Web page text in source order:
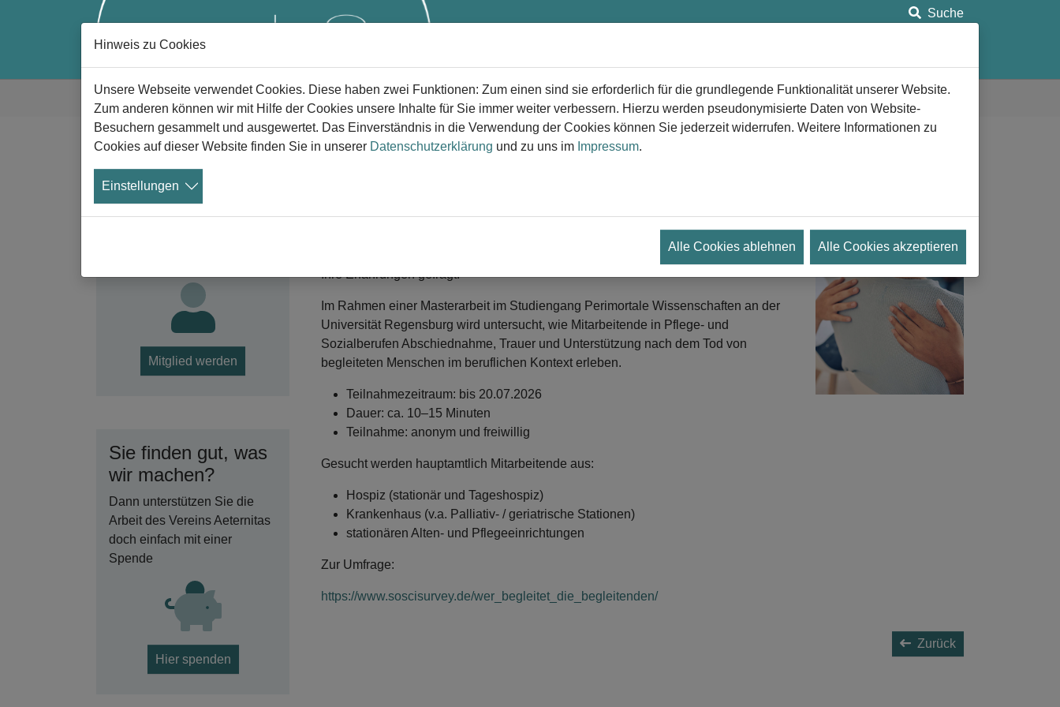
Zum Hauptinhalt springen
Suche
Sie sind hier:
Gute Trauer Alle News News Details
Werden Sie
Mitglied!
Mitglied werden
Sie finden gut, was
wir machen?
Dann unterstützen Sie die
Arbeit des Vereins Aeternitas
doch einfach mit einer
Spende
Hier spenden
Online-Umfrage "Auch Profis trauern"
Begleiten Sie Menschen über einen längeren Zeitraum am Lebensende? Dann sind
Ihre Erfahrungen gefragt!
Im Rahmen einer Masterarbeit im Studiengang Perimortale Wissenschaften an der
Universität Regensburg wird untersucht, wie Mitarbeitende in Pflege- und
Sozialberufen Abschiednahme, Trauer und Unterstützung nach dem Tod von
begleiteten Menschen im beruflichen Kontext erleben.
Teilnahmezeitraum: bis 20.07.2026
Dauer: ca. 10–15 Minuten
Teilnahme: anonym und freiwillig
Gesucht werden hauptamtlich Mitarbeitende aus:
Hospiz (stationär und Tageshospiz)
Krankenhaus (v.a. Palliativ- / geriatrische Stationen)
stationären Alten- und Pflegeeinrichtungen
Zur Umfrage:
https://www.soscisurvey.de/wer_begleitet_die_begleitenden/
Zurück
Hinweis zu Cookies
Unsere Webseite verwendet Cookies. Diese haben zwei Funktionen: Zum einen sind sie erforderlich für die grundlegende Funktionalität unserer Website.
Zum anderen können wir mit Hilfe der Cookies unsere Inhalte für Sie immer weiter verbessern. Hierzu werden pseudonymisierte Daten von Website-
Besuchern gesammelt und ausgewertet. Das Einverständnis in die Verwendung der Cookies können Sie jederzeit widerrufen. Weitere Informationen zu
Cookies auf dieser Website finden Sie in unserer Datenschutzerklärung und zu uns im Impressum.
Einstellungen
Alle Cookies ablehnen Alle Cookies akzeptieren